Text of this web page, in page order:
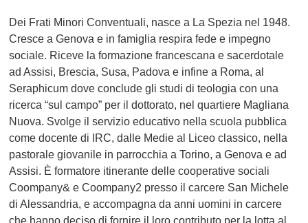
Dei Frati Minori Conventuali, nasce a La Spezia nel 1948.
Cresce a Genova e in famiglia respira fede e impegno
sociale. Riceve la formazione francescana e sacerdotale
ad Assisi, Brescia, Susa, Padova e infine a Roma, al
Seraphicum dove conclude gli studi di teologia con una
ricerca “sul campo” per il dottorato, nel quartiere Magliana
Nuova. Svolge il servizio educativo nella scuola pubblica
come docente di IRC, dalle Medie al Liceo classico, nella
pastorale giovanile in parrocchia a Torino, a Genova e ad
Assisi. È formatore itinerante delle cooperative sociali
Coompany& e Coompany2 presso il carcere San Michele
di Alessandria, e accompagna da anni uomini in carcere